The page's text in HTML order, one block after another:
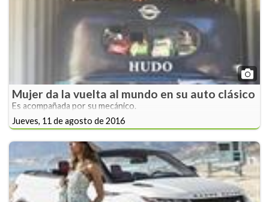
Mujer da la vuelta al mundo en su auto clásico
Es acompañada por su mecánico.
Jueves, 11 de agosto de 2016